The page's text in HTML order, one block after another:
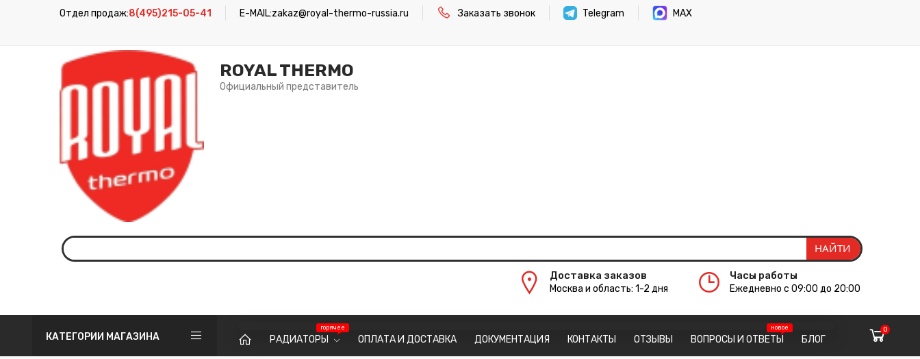
Отдел продаж:8(495)215-05-41 E-MAIL:zakaz@royal-thermo-russia.ru Заказать звонок Telegram MAX
ROYAL THERMO
Официальный представитель
Доставка заказов
Москва и область: 1-2 дня
Часы работы
Ежедневно с 09:00 до 20:00
КАТЕГОРИИ МАГАЗИНА РАДИАТОРЫ ОПЛАТА И ДОСТАВКА ДОКУМЕНТАЦИЯ КОНТАКТЫ ОТЗЫВЫ ВОПРОСЫ И ОТВЕТЫ БЛОГ
0